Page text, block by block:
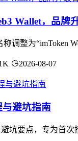
Wallet，品牌
调整为“imToken
2026-08-07
避坑指南
坑要点，专为首